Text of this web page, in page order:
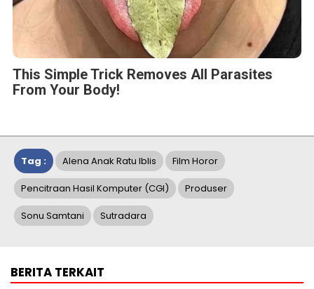
This Simple Trick Removes All Parasites
From Your Body!
Tag : Alena Anak Ratu Iblis Film Horor
Pencitraan Hasil Komputer (CGI) Produser
Sonu Samtani Sutradara
BERITA TERKAIT